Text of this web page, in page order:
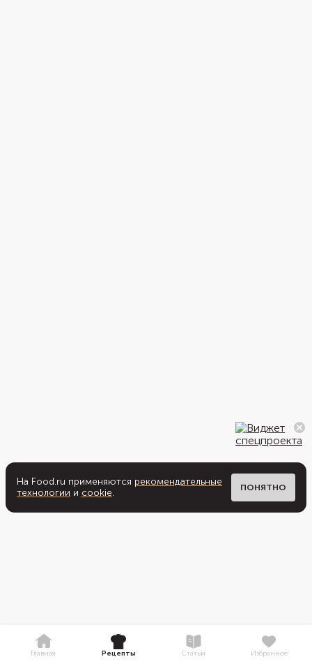
На Food.ru применяются рекомендательные
технологии и cookie. ПОНЯТНО
Главная Рецепты Статьи Избранное